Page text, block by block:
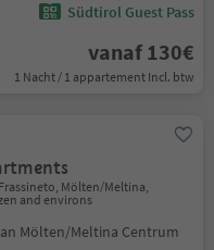
Südtirol Guest Pass
vanaf 130€
1 Nacht / 1 appartement Incl. btw
Mölten/Meltina,
and environs
Mölten/Meltina Centrum